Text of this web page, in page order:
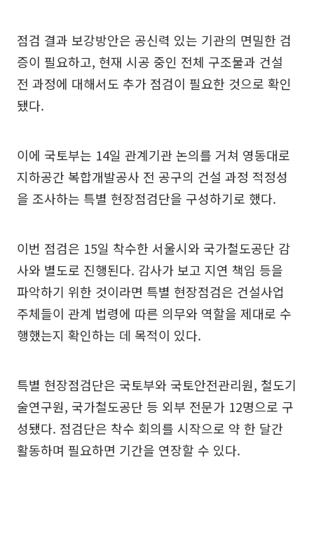
점검 결과 보강방안은 공신력 있는 기관의 면밀한 검
증이 필요하고, 현재 시공 중인 전체 구조물과 건설
전 과정에 대해서도 추가 점검이 필요한 것으로 확인
됐다.
이에 국토부는 14일 관계기관 논의를 거쳐 영동대로
지하공간 복합개발공사 전 공구의 건설 과정 적정성
을 조사하는 특별 현장점검단을 구성하기로 했다.
이번 점검은 15일 착수한 서울시와 국가철도공단 감
사와 별도로 진행된다. 감사가 보고 지연 책임 등을
파악하기 위한 것이라면 특별 현장점검은 건설사업
주체들이 관계 법령에 따른 의무와 역할을 제대로 수
행했는지 확인하는 데 목적이 있다.
특별 현장점검단은 국토부와 국토안전관리원, 철도기
술연구원, 국가철도공단 등 외부 전문가 12명으로 구
성됐다. 점검단은 착수 회의를 시작으로 약 한 달간
활동하며 필요하면 기간을 연장할 수 있다.